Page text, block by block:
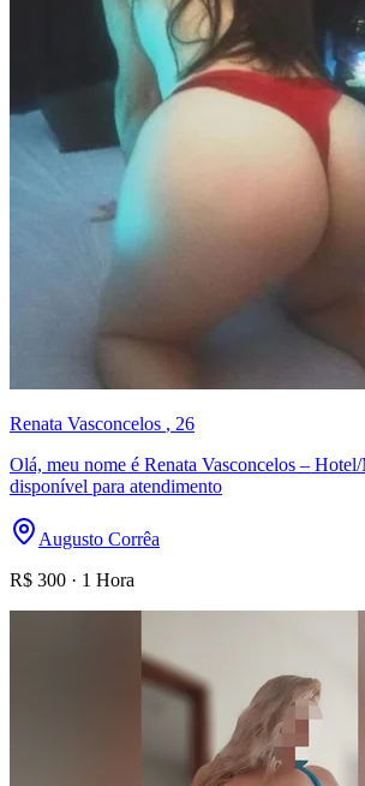
Renata Vasconcelos , 26
Olá, meu nome é Renata Vasconcelos –
disponível para atendimento
Augusto Corrêa
R$ 300 · 1 Hora